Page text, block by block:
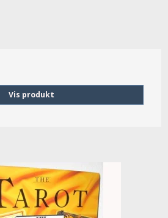
Vis produkt